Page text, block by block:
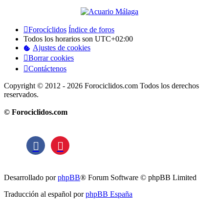
Forocíclidos Índice de foros
Todos los horarios son UTC+02:00
Ajustes de cookies
Borrar cookies
Contáctenos
Copyright © 2012 - 2026 Forociclidos.com Todos los derechos
reservados.
© Forociclidos.com
Desarrollado porphpBB® Forum Software © phpBB Limited
Traducción al español porphpBB España